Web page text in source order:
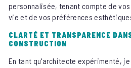
personnalisée, tenant compte de
vie et de vos préférences
CLARTÉ ET TRANSPARENCE
CONSTRUCTION
En tant qu'architecte expérimenté, je